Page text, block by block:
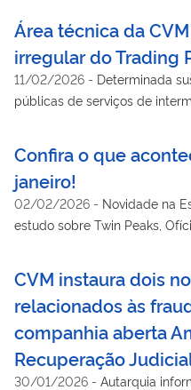
Área técnica da
irregular do Trading
11/02/2026 - Determinada
públicas de serviços de
Confira o que
janeiro!
02/02/2026 - Novidade na
estudo sobre Twin Peaks,
CVM instaura dois
relacionados às
companhia aberta
Recuperação
30/01/2026 - Autarquia